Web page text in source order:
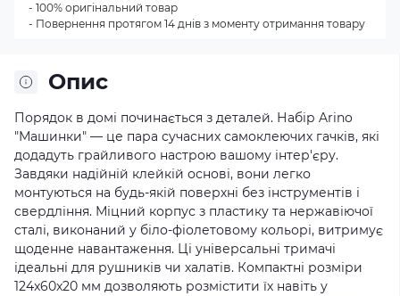
Опис
Порядок в домі починається з деталей. Набір Arino
"Машинки" — це пара сучасних самоклеючих гачків, які
додадуть грайливого настрою вашому інтер'єру.
Завдяки надійній клейкій основі, вони легко
монтуються на будь-якій поверхні без інструментів і
свердління. Міцний корпус з пластику та нержавіючої
сталі, виконаний у біло-фіолетовому кольорі, витримує
щоденне навантаження. Ці універсальні тримачі
ідеальні для рушників чи халатів. Компактні розміри
124x60x20 мм дозволяють розмістити їх навіть у
- 100% оригінальний товар
- Повернення протягом 14 днів з моменту отримання товару